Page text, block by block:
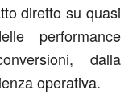
diretto su quasi
performance
dalla
operativa.